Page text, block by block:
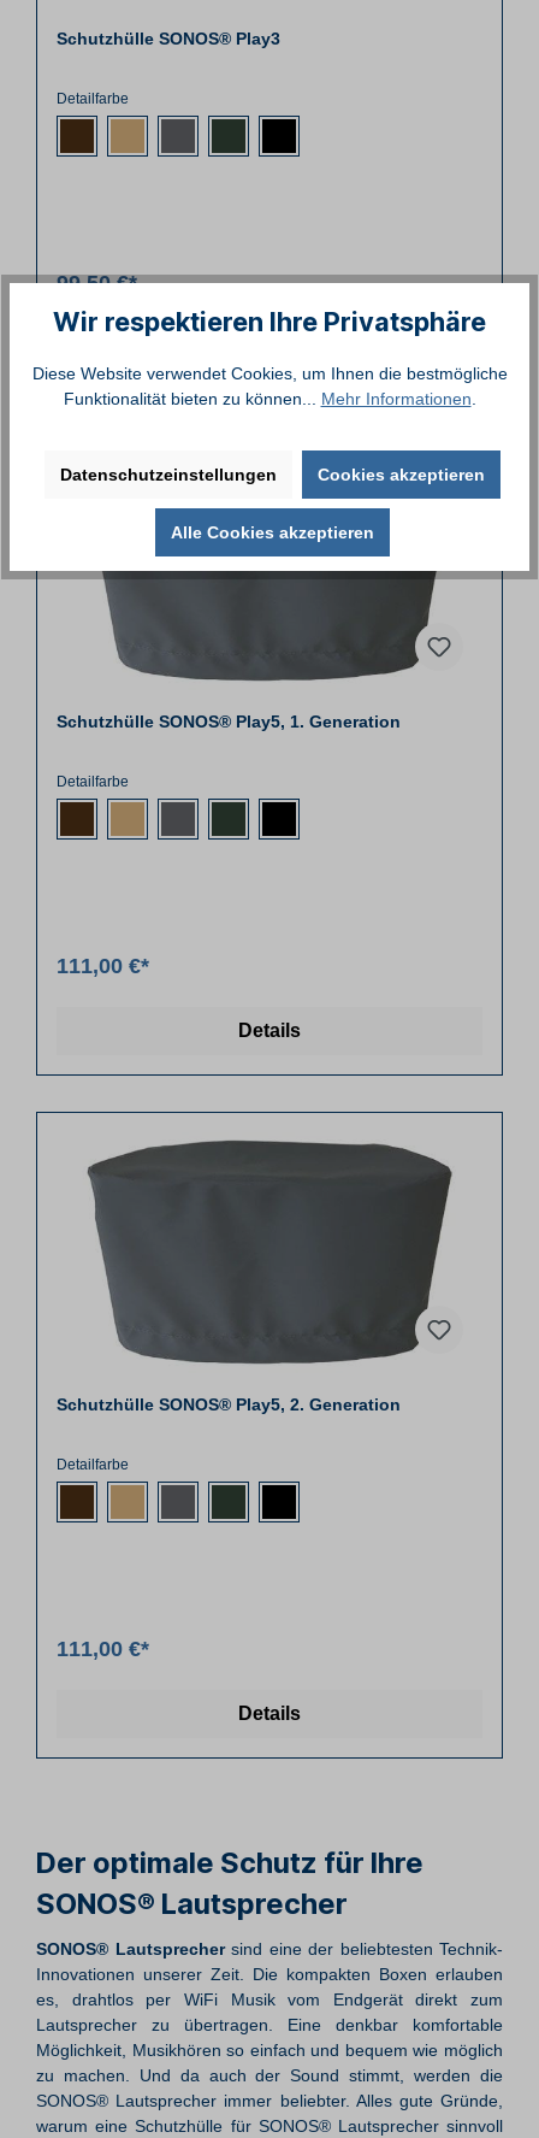
Schutzhülle SONOS® Play3
Detailfarbe
99,50 €*
Schutzhülle SONOS® Play5, 1. Generation
Detailfarbe
111,00 €*
Details
Schutzhülle SONOS® Play5, 2. Generation
Detailfarbe
111,00 €*
Details
Der optimale Schutz für Ihre
SONOS® Lautsprecher
SONOS® Lautsprechersind eine der beliebtesten Technik-
Innovationen unserer Zeit. Die kompakten Boxen erlauben
es, drahtlos per WiFi Musik vom Endgerät direkt zum
Lautsprecher zu übertragen. Eine denkbar komfortable
Möglichkeit, Musikhören so einfach und bequem wie möglich
zu machen. Und da auch der Sound stimmt, werden die
SONOS® Lautsprecher immer beliebter. Alles gute Gründe,
warum eine Schutzhülle für SONOS® Lautsprecher sinnvoll
Wir respektieren Ihre Privatsphäre
Diese Website verwendet Cookies, um Ihnen die bestmögliche
Funktionalität bieten zu können... Mehr Informationen.
Datenschutzeinstellungen Cookies akzeptieren
Alle Cookies akzeptieren